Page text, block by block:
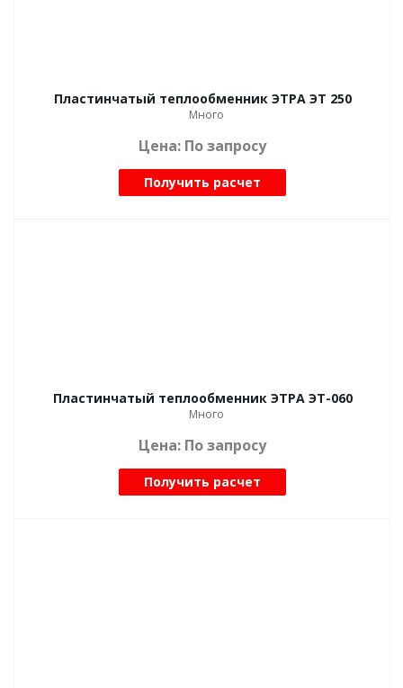
Пластинчатый теплообменник ЭТРА ЭТ 250
Много
Цена: По запросу
Получить расчет
Пластинчатый теплообменник ЭТРА ЭТ-060
Много
Цена: По запросу
Получить расчет